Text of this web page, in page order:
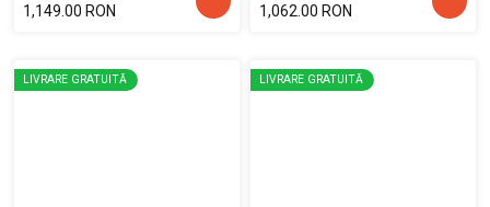
1,149.00 RON
1,062.00 RON
LIVRARE GRATUITĂ LIVRARE GRATUITĂ